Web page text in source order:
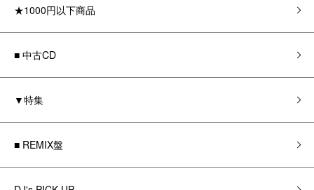
★1000円以下商品
■ 中古CD
▼特集
■ REMIX盤